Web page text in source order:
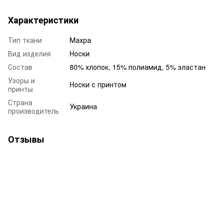
Характеристики
Тип ткани
Махра
Вид изделия
Носки
Состав
80% хлопок, 15% полиамид, 5% эластан
Узоры и
принты
Носки с принтом
Страна
производитель
Украина
Отзывы